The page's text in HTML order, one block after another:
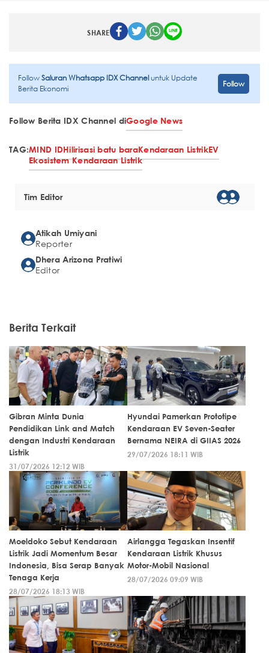
SHARE
FollowSaluran Whatsapp IDX Channeluntuk Update
Berita Ekonomi
Follow
Follow Berita IDX Channel diGoogle News
TAG:MIND IDHilirisasi batu baraKendaraan ListrikEV
Ekosistem Kendaraan Listrik
Tim Editor
Atikah Umiyani
Reporter
Dhera Arizona Pratiwi
Editor
Berita Terkait
Gibran Minta Dunia
Pendidikan Link and Match
dengan Industri Kendaraan
Listrik
31/07/2026 12:12 WIB
Hyundai Pamerkan Prototipe
Kendaraan EV Seven-Seater
Bernama NEIRA di GIIAS 2026
29/07/2026 18:11 WIB
Moeldoko Sebut Kendaraan
Listrik Jadi Momentum Besar
Indonesia, Bisa Serap Banyak
Tenaga Kerja
28/07/2026 18:13 WIB
Airlangga Tegaskan Insentif
Kendaraan Listrik Khusus
Motor-Mobil Nasional
28/07/2026 09:09 WIB